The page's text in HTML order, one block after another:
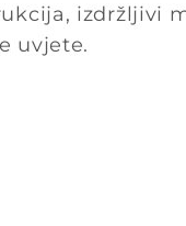
izdržljivi
uvjete.